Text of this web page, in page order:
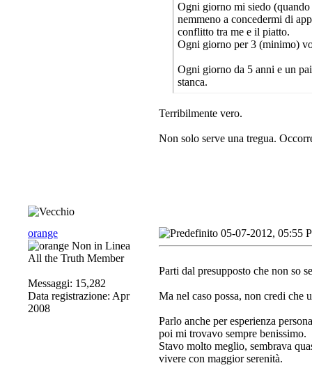
Ogni giorno mi siedo
nemmeno a concedermi di
conflitto tra me e il piatto.
Ogni giorno per 3 (minimo)
Ogni giorno da 5 anni e un
stanca.
Terribilmente vero.
Non solo serve una tregua.
orange
All the Truth Member
Messaggi: 15,282
Data registrazione: Apr
2008
05-07-2012, 05:55
Parti dal presupposto che non so
Ma nel caso possa, non credi che
Parlo anche per esperienza
poi mi trovavo sempre benissimo.
Stavo molto meglio, sembrava
vivere con maggior serenità.